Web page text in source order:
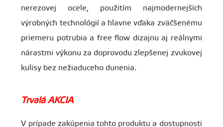
nerezovej ocele, použitím najmodernejších
výrobných technológií a hlavne vďaka zväčšenému
priemeru potrubia a free flow dizajnu aj reálnymi
nárastmi výkonu za doprovodu zlepšenej zvukovej
kulisy bez nežiaduceho dunenia.
Trvalá AKCIA
V prípade zakúpenia tohto produktu a dostupnosti